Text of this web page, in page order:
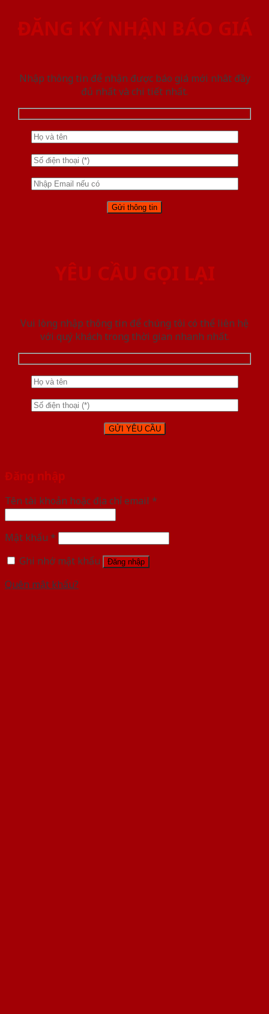
ĐĂNG KÝ NHẬN BÁO GIÁ
Nhập thông tin để nhận được báo giá mới nhât đầy
đủ nhất và chi tiết nhất.
YÊU CẦU GỌI LẠI
Vui lòng nhập thông tin để chúng tôi có thể liên hệ
với quý khách trong thời gian nhanh nhất.
Đăng nhập
Tên tài khoản hoặc địa chỉ email *
Mật khẩu *
Ghi nhớ mật khẩu
Đăng nhập
Quên mật khẩu?